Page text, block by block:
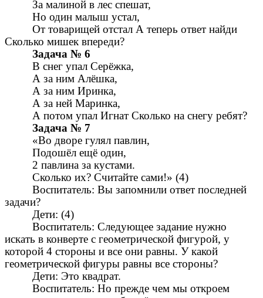
За малиной в лес спешат,
Но один малыш устал,
От товарищей отстал А теперь ответ найди
Сколько мишек впереди?
Задача № 6
В снег упал Серёжка,
А за ним Алёшка,
А за ним Иринка,
А за ней Маринка,
А потом упал Игнат Сколько на снегу ребят?
Задача № 7
«Во дворе гулял павлин,
Подошёл ещё один,
2 павлина за кустами.
Сколько их? Считайте сами!» (4)
Воспитатель: Вы запомнили ответ последней
задачи?
Дети: (4)
Воспитатель: Следующее задание нужно
искать в конверте с геометрической фигурой, у
которой 4 стороны и все они равны. У какой
геометрической фигуры равны все стороны?
Дети: Это квадрат.
Воспитатель: Но прежде чем мы откроем